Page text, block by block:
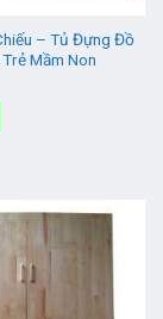
– Tủ Đựng Đồ
Mầm Non